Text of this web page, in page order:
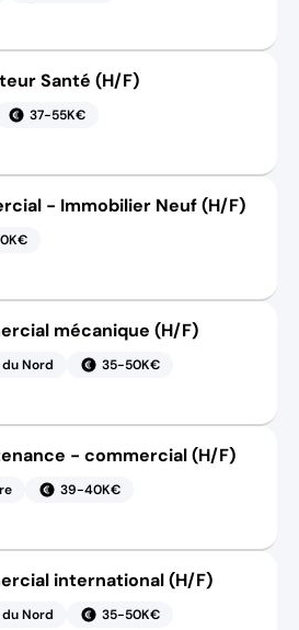
Santé (H/F)
37-55K€
- Immobilier Neuf (H/F)
mécanique (H/F)
Nord
35-50K€
- commercial (H/F)
39-40K€
international (H/F)
Nord
35-50K€